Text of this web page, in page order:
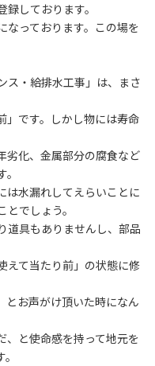
しております。
なっております。この場を
ス・給排水工事」は、まさ
」です。しかし物には寿命
劣化、金属部分の腐食など
は水漏れしてえらいことに
でしょう。
道具もありませんし、部品
えて当たり前」の状態に修
とお声がけ頂いた時になん
、と使命感を持って地元を